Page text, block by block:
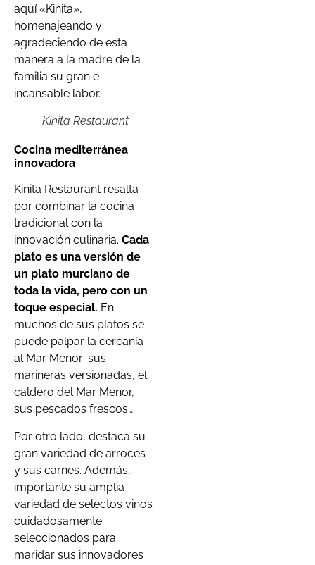
aquí «Kinita»,
homenajeando y
agradeciendo de esta
manera a la madre de la
familia su gran e
incansable labor.
Kinita Restaurant
Cocina mediterránea
innovadora
Kinita Restaurant resalta
por combinar la cocina
tradicional con la
innovación culinaria. Cada
plato es una versión de
un plato murciano de
toda la vida, pero con un
toque especial. En
muchos de sus platos se
puede palpar la cercanía
al Mar Menor: sus
marineras versionadas, el
caldero del Mar Menor,
sus pescados frescos…
Por otro lado, destaca su
gran variedad de arroces
y sus carnes. Además,
importante su amplia
variedad de selectos vinos
cuidadosamente
seleccionados para
maridar sus innovadores